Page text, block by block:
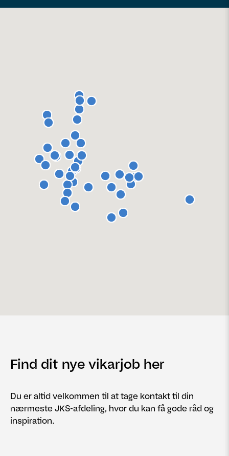
Find dit nye vikarjob her
Du er altid velkommen til at tage kontakt til din
nærmeste JKS-afdeling, hvor du kan få gode råd og
inspiration.